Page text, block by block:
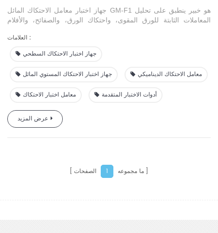
جهاز اختبار معامل الاحتكاك المائل GM-F1 هو خبير ينطبق على تحليل
المعاملات الثابتة للورق المقوى، واحتكاك الورق، والصفائح، والأفلام
الاحتكاكية للمواد، يمكن تنظيم العرض المفتوح للحزم، وسرعة التعبئة
للتعبئة والمؤشرات الإضافية لتلبية ضرورات الإنتاج. وظائف مختلفة عن
معامل
الاحتكاك الآخر اختبار (كوف)
العلامات :
جهاز اختبار الاحتكاك السطحي
جهاز اختبار الاحتكاك المستوي المائل معامل الاحتكاك الديناميكي
معامل اختبار الاحتكاك أدوات الاختبار المتقدمة
عرض المزيد
ما مجموعه 1 الصفحات